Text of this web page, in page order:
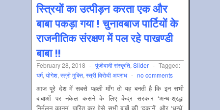
स्त्रियों का उत्पीड़न करता एक और
बाबा पकड़ा गया ! चुनावबाज पार्टियों के
राजनीतिक संरक्षण में पल रहे पाखण्डी
बाबा !!
February 28, 2018 - पूंजीवादी संस्‍कृति, Slider - Tagged:
धर्म, योगेश, स्‍त्री मुक्ति, स्‍त्री विरोधी अपराध - no comments
आज पूरे देश में सबसे पहली माँग तो यह बनती है कि इन सभी
बाबाओं पर नकेल कसने के लिए केंद्र सरकार ‘अन्ध-श्रद्धा
निर्मूलन कानून’ पारित कर ऐसे सभी बाबों की ‘दुकानें’ और ‘धन्धे’